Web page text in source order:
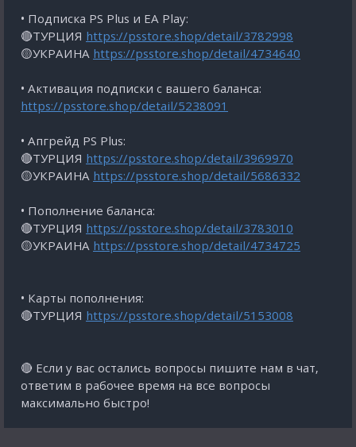
• Подписка PS Plus и EA Play:
🔴ТУРЦИЯ https://psstore.shop/detail/3782998
🟡УКРАИНА https://psstore.shop/detail/4734640
• Активация подписки с вашего баланса:
https://psstore.shop/detail/5238091
• Апгрейд PS Plus:
🔴ТУРЦИЯ https://psstore.shop/detail/3969970
🟡УКРАИНА https://psstore.shop/detail/5686332
• Пополнение баланса:
🔴ТУРЦИЯ https://psstore.shop/detail/3783010
🟡УКРАИНА https://psstore.shop/detail/4734725
• Карты пополнения:
🔴ТУРЦИЯ https://psstore.shop/detail/5153008
🔴 Если у вас остались вопросы пишите нам в чат,
ответим в рабочее время на все вопросы
максимально быстро!